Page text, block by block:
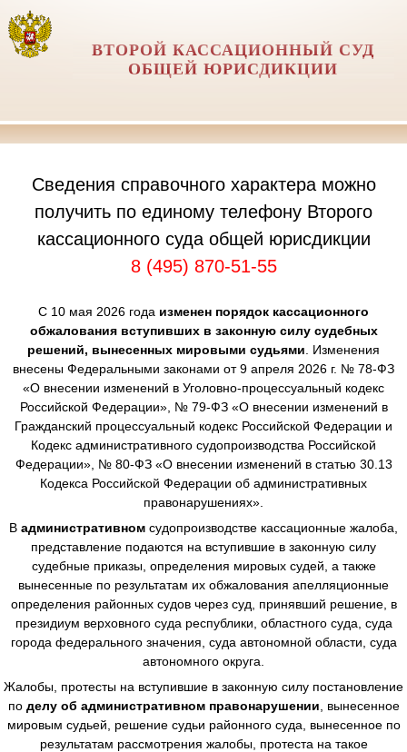
ВТОРОЙ КАССАЦИОННЫЙ СУД
ОБЩЕЙ ЮРИСДИКЦИИ
Сведения справочного характера можно
получить по единому телефону Второго
кассационного суда общей юрисдикции
8 (495) 870-51-55
С 10 мая 2026 года изменен порядок кассационного
обжалования вступивших в законную силу судебных
решений, вынесенных мировыми судьями . Изменения
внесены Федеральными законами от 9 апреля 2026 г. № 78-ФЗ
«О внесении изменений в Уголовно-процессуальный кодекс
Российской Федерации», № 79-ФЗ «О внесении изменений в
Гражданский процессуальный кодекс Российской Федерации и
Кодекс административного судопроизводства Российской
Федерации», № 80-ФЗ «О внесении изменений в статью 30.13
Кодекса Российской Федерации об административных
правонарушениях».
В административном судопроизводстве кассационные жалоба,
представление подаются на вступившие в законную силу
судебные приказы, определения мировых судей, а также
вынесенные по результатам их обжалования апелляционные
определения районных судов через суд, принявший решение, в
президиум верховного суда республики, областного суда, суда
города федерального значения, суда автономной области, суда
автономного округа.
Жалобы, протесты на вступившие в законную силу постановление
по делу об административном правонарушении , вынесенное
мировым судьей, решение судьи районного суда, вынесенное по
результатам рассмотрения жалобы, протеста на такое